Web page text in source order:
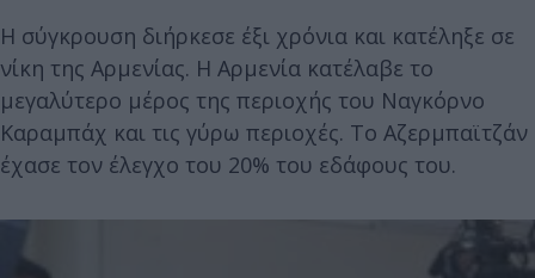
Η σύγκρουση διήρκεσε έξι χρόνια και κατέληξε σε
νίκη της Αρμενίας. Η Αρμενία κατέλαβε το
μεγαλύτερο μέρος της περιοχής του Ναγκόρνο
Καραμπάχ και τις γύρω περιοχές. Το Αζερμπαϊτζάν
έχασε τον έλεγχο του 20% του εδάφους του.